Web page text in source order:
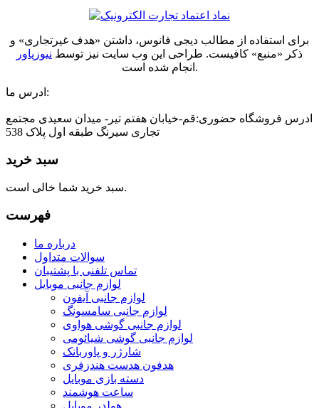
برای استفاده از مطالب دیجی فانوس، داشتن «هدف غیرتجاری» و
ذکر «منبع» کافیست. طراحی این وب سایت نیز توسط نیوزپاور
انجام شده است.
ادرس ما:
ادرس فروشگاه حضوری:قم-خیابان هفتم تیر- میدان سعیدی مجتمع
تجاری سیرنگ طبقه اول پلاک 538
سبد خرید
سبد خرید شما خالی است.
فهرست
درباره ما
سوالات متداول
تماس تلفنی با پشتیبان
لوازم جانبی موبایل
لوازم جانبی آیفون
لوازم جانبی سامسونگ
لوازم جانبی گوشی هواوی
لوازم جانبی گوشی شیائومی
شارژر و پاوربانک
هدفون هدست هندزفری
دسته بازی موبایل
ساعت هوشمند
هولدر موبایل